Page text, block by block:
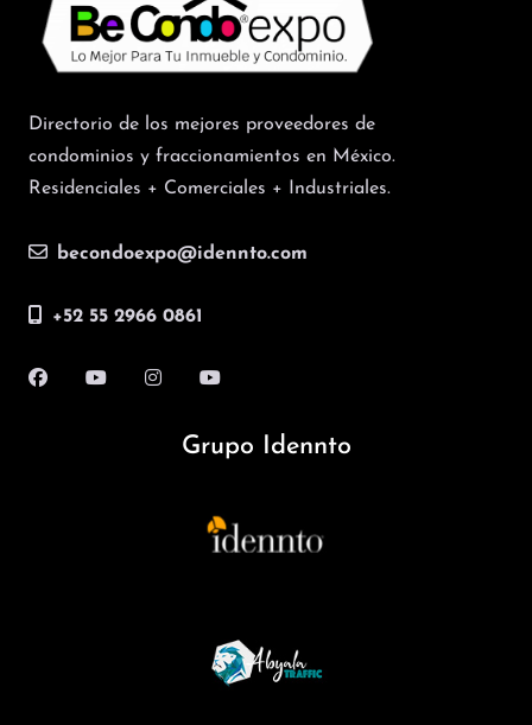
Directorio de los mejores proveedores de
condominios y fraccionamientos en México.
Residenciales + Comerciales + Industriales.
becondoexpo@idennto.com
+52 55 2966 0861
Grupo Idennto